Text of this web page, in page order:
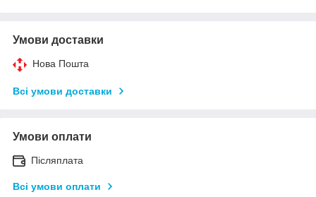
Умови доставки
Нова Пошта
Всі умови доставки
Умови оплати
Післяплата
Всі умови оплати